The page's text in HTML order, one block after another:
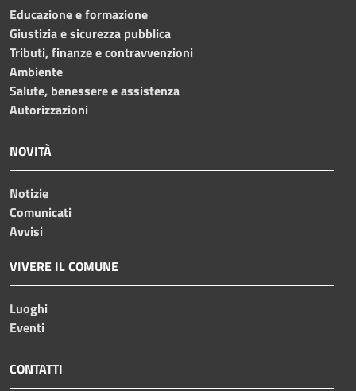
Educazione e formazione
Giustizia e sicurezza pubblica
Tributi, finanze e contravvenzioni
Ambiente
Salute, benessere e assistenza
Autorizzazioni
NOVITÀ
Notizie
Comunicati
Avvisi
VIVERE IL COMUNE
Luoghi
Eventi
CONTATTI